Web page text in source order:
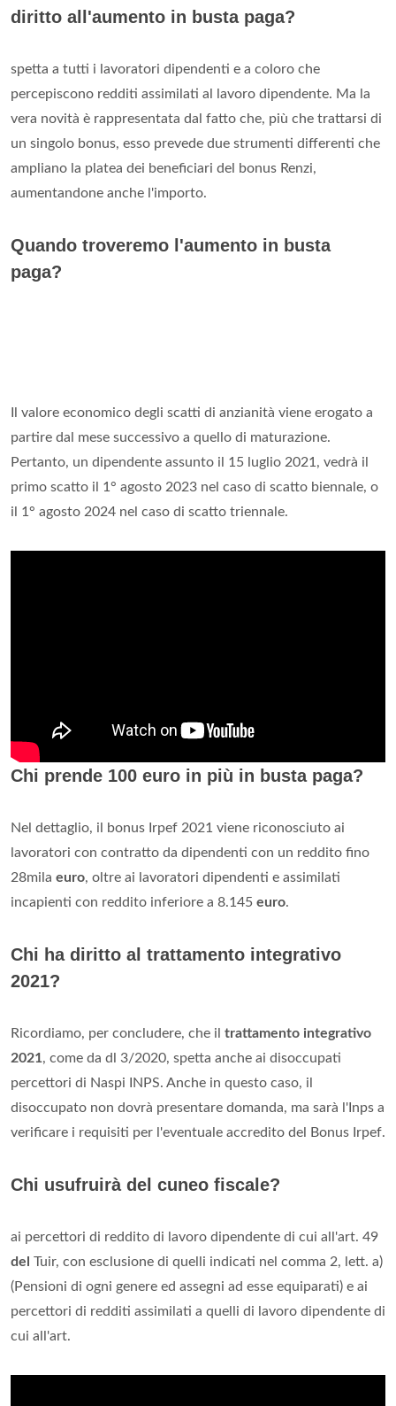
diritto all'aumento in busta paga?
spetta a tutti i lavoratori dipendenti e a coloro che
percepiscono redditi assimilati al lavoro dipendente. Ma la
vera novità è rappresentata dal fatto che, più che trattarsi di
un singolo bonus, esso prevede due strumenti differenti che
ampliano la platea dei beneficiari del bonus Renzi,
aumentandone anche l'importo.
Quando troveremo l'aumento in busta
paga?
Il valore economico degli scatti di anzianità viene erogato a
partire dal mese successivo a quello di maturazione.
Pertanto, un dipendente assunto il 15 luglio 2021, vedrà il
primo scatto il 1° agosto 2023 nel caso di scatto biennale, o
il 1° agosto 2024 nel caso di scatto triennale.
Chi prende 100 euro in più in busta paga?
Nel dettaglio, il bonus Irpef 2021 viene riconosciuto ai
lavoratori con contratto da dipendenti con un reddito fino
28mila euro, oltre ai lavoratori dipendenti e assimilati
incapienti con reddito inferiore a 8.145 euro.
Chi ha diritto al trattamento integrativo
2021?
Ricordiamo, per concludere, che il trattamento integrativo
2021, come da dl 3/2020, spetta anche ai disoccupati
percettori di Naspi INPS. Anche in questo caso, il
disoccupato non dovrà presentare domanda, ma sarà l'Inps a
verificare i requisiti per l'eventuale accredito del Bonus Irpef.
Chi usufruirà del cuneo fiscale?
ai percettori di reddito di lavoro dipendente di cui all'art. 49
del Tuir, con esclusione di quelli indicati nel comma 2, lett. a)
(Pensioni di ogni genere ed assegni ad esse equiparati) e ai
percettori di redditi assimilati a quelli di lavoro dipendente di
cui all'art.